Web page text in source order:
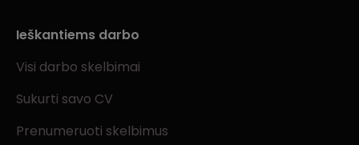
Ieškantiems darbo
Visi darbo skelbimai
Sukurti savo CV
Prenumeruoti skelbimus